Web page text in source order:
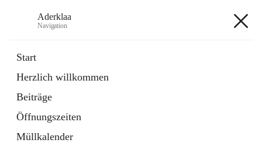
Aderklaa
Navigation
Start
Herzlich willkommen
Beiträge
Öffnungszeiten
Müllkalender
6 Schnellzugriffe
Gemeinde
3 Schnellzugriffe